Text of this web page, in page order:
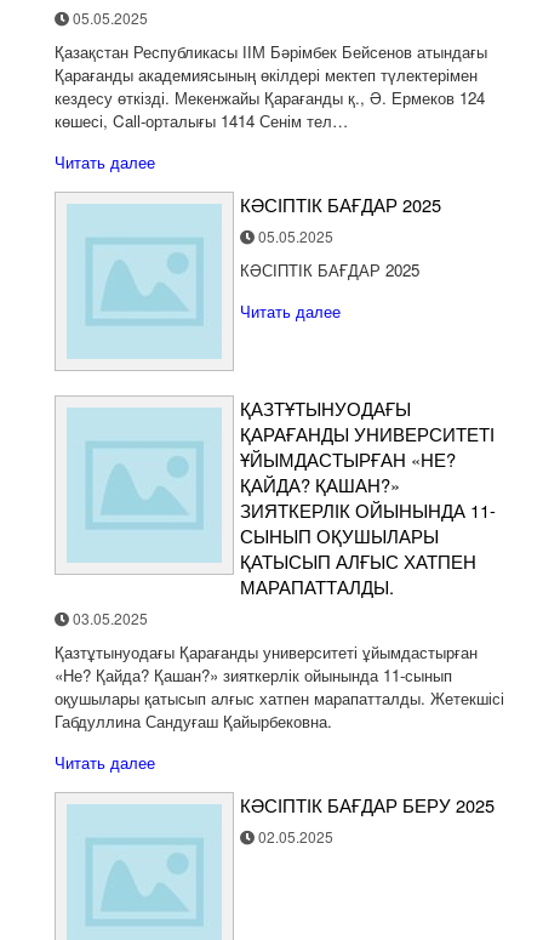
05.05.2025
Қазақстан Республикасы ІІМ Бәрімбек Бейсенов атындағы
Қарағанды академиясының өкілдері мектеп түлектерімен
кездесу өткізді. Мекенжайы Қарағанды қ., Ә. Ермеков 124
көшесі, Call-орталығы 1414 Сенім тел…
Читать далее
КӘСІПТІК БАҒДАР 2025
05.05.2025
КӘСІПТІК БАҒДАР 2025
Читать далее
ҚАЗТҰТЫНУОДАҒЫ
ҚАРАҒАНДЫ УНИВЕРСИТЕТІ
ҰЙЫМДАСТЫРҒАН «НЕ?
ҚАЙДА? ҚАШАН?»
ЗИЯТКЕРЛІК ОЙЫНЫНДА 11-
СЫНЫП ОҚУШЫЛАРЫ
ҚАТЫСЫП АЛҒЫС ХАТПЕН
МАРАПАТТАЛДЫ.
03.05.2025
Қазтұтынуодағы Қарағанды университеті ұйымдастырған
«Не? Қайда? Қашан?» зияткерлік ойынында 11-сынып
оқушылары қатысып алғыс хатпен марапатталды. Жетекшісі
Габдуллина Сандуғаш Қайырбековна.
Читать далее
КӘСІПТІК БАҒДАР БЕРУ 2025
02.05.2025